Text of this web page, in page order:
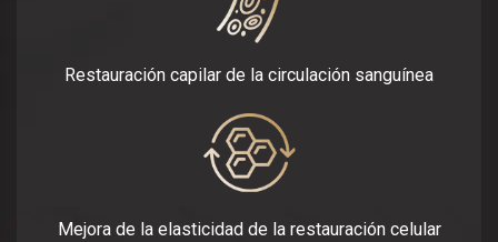
Restauración capilar de la circulación sanguínea
Mejora de la elasticidad de la restauración celular